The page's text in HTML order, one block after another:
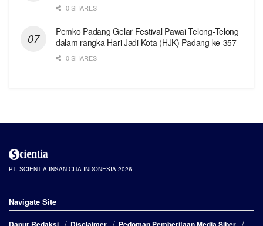
0 SHARES
Pemko Padang Gelar Festival Pawai Telong-Telong
dalam rangka Hari Jadi Kota (HJK) Padang ke-357
0 SHARES
PT. SCIENTIA INSAN CITA INDONESIA 2026
Navigate Site